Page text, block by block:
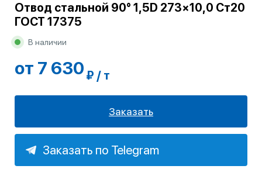
Отвод стальной 90° 1,5D 273×10,0 Ст20
ГОСТ 17375
В наличии
от 7 630 ₽ / т
Заказать
Заказать по Telegram